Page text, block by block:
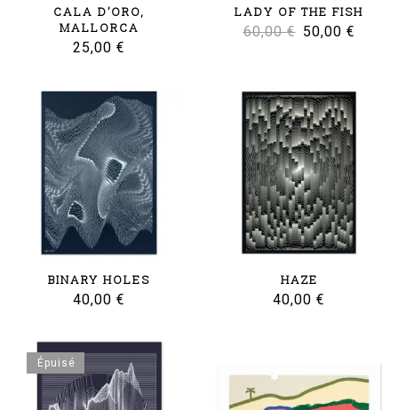
CALA D’ORO,
MALLORCA
25,00 €
LADY OF THE FISH
60,00€ Le
était :
60,00 €.
50,00 €
BINARY HOLES
40,00 €
HAZE
40,00 €
Épuisé